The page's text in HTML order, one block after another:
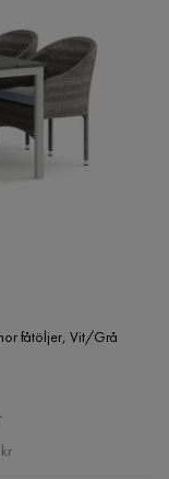
fåtöljer, Vit/Grå